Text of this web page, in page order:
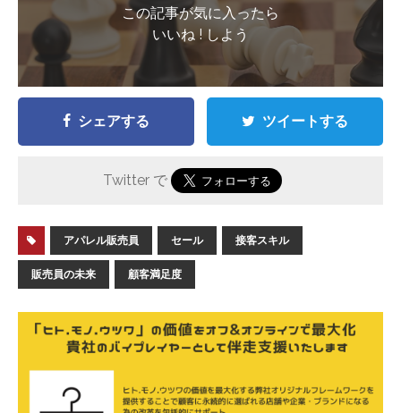
この記事が気に入ったら
いいね ! しよう
シェアする ツイートする
Twitter で
アパレル販売員 セール 接客スキル
販売員の未来 顧客満足度